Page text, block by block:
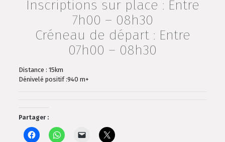
Inscriptions sur place : Entre
7h00 – 08h30
Créneau de départ : Entre
07h00 – 08h30
Distance : 15km
Dénivelé positif :940 m+
Partager :